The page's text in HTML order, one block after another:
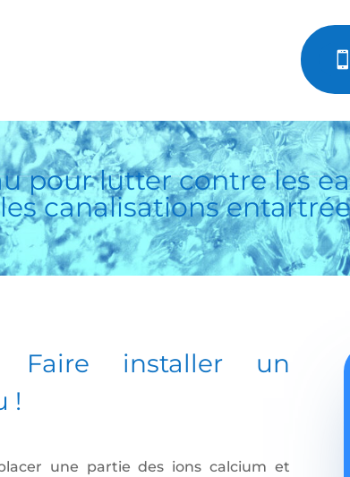
pour lutter contre les
canalisations
Faire installer un
!
une partie des ions calcium et